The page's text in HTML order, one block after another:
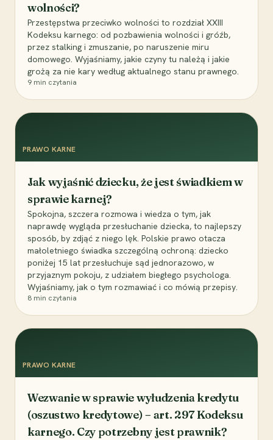
wolności?
Przestępstwa przeciwko wolności to rozdział XXIII
Kodeksu karnego: od pozbawienia wolności i gróźb,
przez stalking i zmuszanie, po naruszenie miru
domowego. Wyjaśniamy, jakie czyny tu należą i jakie
grożą za nie kary według aktualnego stanu prawnego.
9 min czytania
PRAWO KARNE
Jak wyjaśnić dziecku, że jest świadkiem w
sprawie karnej?
Spokojna, szczera rozmowa i wiedza o tym, jak
naprawdę wygląda przesłuchanie dziecka, to najlepszy
sposób, by zdjąć z niego lęk. Polskie prawo otacza
małoletniego świadka szczególną ochroną: dziecko
poniżej 15 lat przesłuchuje sąd jednorazowo, w
przyjaznym pokoju, z udziałem biegłego psychologa.
Wyjaśniamy, jak o tym rozmawiać i co mówią przepisy.
8 min czytania
PRAWO KARNE
Wezwanie w sprawie wyłudzenia kredytu
(oszustwo kredytowe) – art. 297 Kodeksu
karnego. Czy potrzebny jest prawnik?